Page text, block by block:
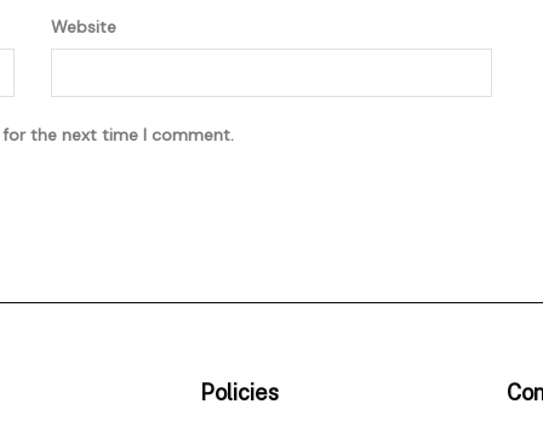
Website
the next time I comment.
Policies